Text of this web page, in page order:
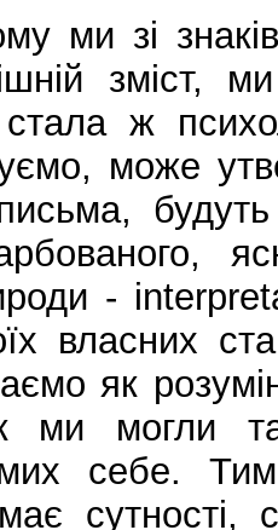
ми зі
зміст,
ж
може
-
власних
як
ми могли
себе.
сутності,